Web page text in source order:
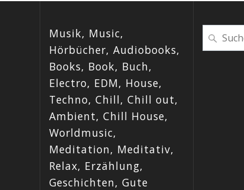
Musik, Music,
Hörbücher, Audiobooks,
Books, Book, Buch,
Electro, EDM, House,
Techno, Chill, Chill out,
Ambient, Chill House,
Worldmusic,
Meditation, Meditativ,
Relax, Erzählung,
Geschichten, Gute
Suchen
nach: